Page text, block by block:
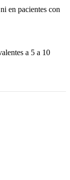
en pacientes con
a 5 a 10